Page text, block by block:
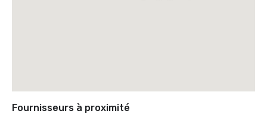
Fournisseurs à proximité